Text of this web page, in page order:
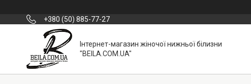
+380 (50) 885-77-27
Інтернет-магазин жіночої нижньої білизни
"BEILA.COM.UA"